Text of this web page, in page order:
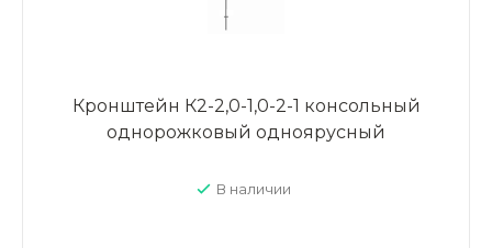
Кронштейн К2-2,0-1,0-2-1 консольный
однорожковый одноярусный
В наличии